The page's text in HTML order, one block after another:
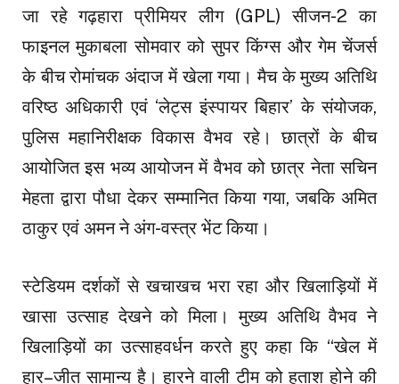
जा रहे गढ़हारा प्रीमियर लीग (GPL) सीजन-2 का
फाइनल मुकाबला सोमवार को सुपर किंग्स और गेम चेंजर्स
के बीच रोमांचक अंदाज में खेला गया। मैच के मुख्य अतिथि
वरिष्ठ अधिकारी एवं ‘लेट्स इंस्पायर बिहार’ के संयोजक,
पुलिस महानिरीक्षक विकास वैभव रहे। छात्रों के बीच
आयोजित इस भव्य आयोजन में वैभव को छात्र नेता सचिन
मेहता द्वारा पौधा देकर सम्मानित किया गया, जबकि अमित
ठाकुर एवं अमन ने अंग-वस्त्र भेंट किया।
स्टेडियम दर्शकों से खचाखच भरा रहा और खिलाड़ियों में
खासा उत्साह देखने को मिला। मुख्य अतिथि वैभव ने
खिलाड़ियों का उत्साहवर्धन करते हुए कहा कि “खेल में
हार–जीत सामान्य है। हारने वाली टीम को हताश होने की